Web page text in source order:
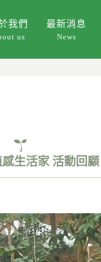
我們
us
最新消息
News
感生活家 活動回顧